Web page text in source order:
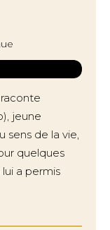
jeune
sens de la vie,
quelques
a permis